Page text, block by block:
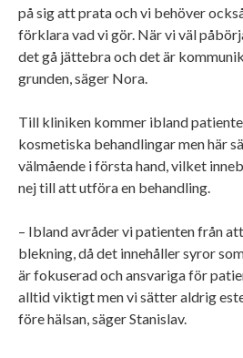
på sig att prata och vi behöver
förklara vad vi gör. När vi väl
det gå jättebra och det är
grunden, säger Nora.
Till kliniken kommer ibland
kosmetiska behandlingar men här
välmående i första hand, vilket
nej till att utföra en behandling.
– Ibland avråder vi patienten från
blekning, då det innehåller syror
är fokuserad och ansvariga för
alltid viktigt men vi sätter aldrig
före hälsan, säger Stanislav.